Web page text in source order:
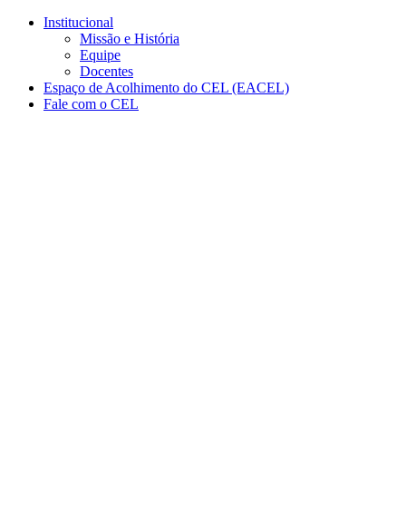
Conteúdo principal
Institucional
Missão e História
Equipe
Docentes
Espaço de Acolhimento do CEL (EACEL)
Fale com o CEL